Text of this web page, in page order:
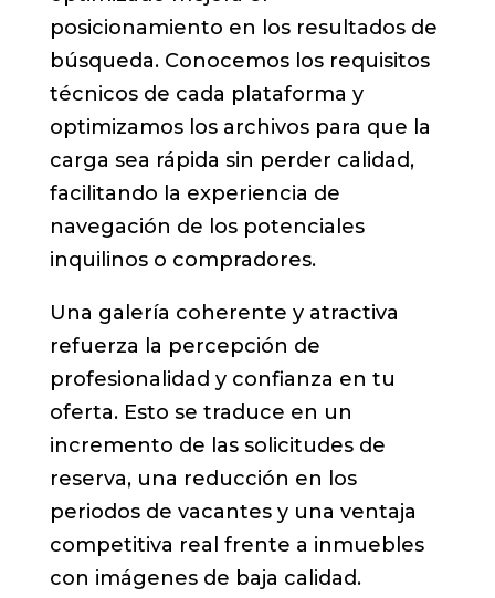
posicionamiento en los resultados de
búsqueda. Conocemos los requisitos
técnicos de cada plataforma y
optimizamos los archivos para que la
carga sea rápida sin perder calidad,
facilitando la experiencia de
navegación de los potenciales
inquilinos o compradores.
Una galería coherente y atractiva
refuerza la percepción de
profesionalidad y confianza en tu
oferta. Esto se traduce en un
incremento de las solicitudes de
reserva, una reducción en los
periodos de vacantes y una ventaja
competitiva real frente a inmuebles
con imágenes de baja calidad.